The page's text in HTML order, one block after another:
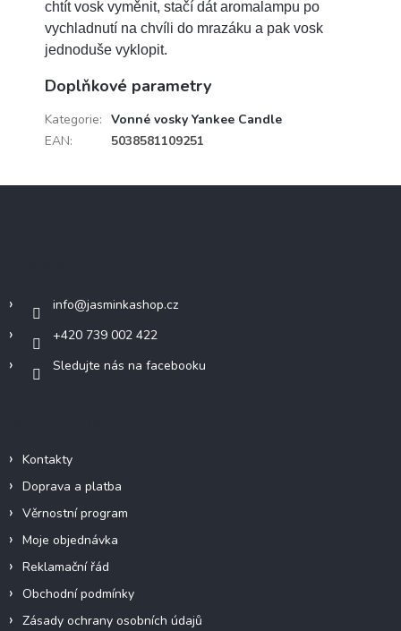
chtít vosk vyměnit, stačí dát aromalampu po
vychladnutí na chvíli do mrazáku a pak vosk
jednoduše vyklopit.
Doplňkové parametry
Kategorie: Vonné vosky Yankee Candle
EAN: 5038581109251
info@jasminkashop.cz
+420 739 002 422
Sledujte nás na facebooku
Kontakty
Doprava a platba
Věrnostní program
Moje objednávka
Reklamační řád
Obchodní podmínky
Zásady ochrany osobních údajů